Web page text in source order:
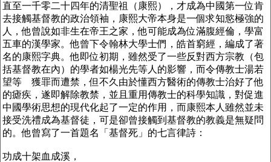
直至一千零二十四年的清聖祖（康熙），才成為中國第一位肯
去接觸基督教的政治領袖，康熙大帝本身是一個求知慾極強的
人，他曾說如非生在帝王之家，他可能成為位滿腹經倫，學富
五車的漢學家。他曾下令翰林大學士們，皓首窮經，編成了著
名的康熙字典。他即位初期，雖然受了一些反對西方宗教（包
括基督教在內）的學者如楊光先等人的影響，而令傳教士湯若
望等 獲罪而遭禁，但不久由於懂西方醫術的傳教士治好了他
的瘧疾，遂即解除教禁，並且重用傳教士的科學知識，對促進
中國學術思想的現代化起了一定的作用，而康熙本人雖然並未
接受洗禮成為基督徒，可是卻曾接觸到基督教的教義是無疑問
的。他曾寫了一首題名「基督死」的七言律詩：
功成十架血成溪，